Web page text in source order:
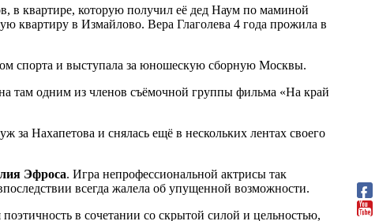
в квартире, которую получил её дед Наум по маминой
квартиру в Измайлово. Вера Глаголева 4 года прожила в
спорта и выступала за юношескую сборную Москвы.
там одним из членов съёмочной группы фильма «На край
Нахапетова и снялась ещё в нескольких лентах своего
Эфроса. Игра непрофессиональной актрисы так
всегда жалела об упущенной возможности.
в сочетании со скрытой силой и цельностью,